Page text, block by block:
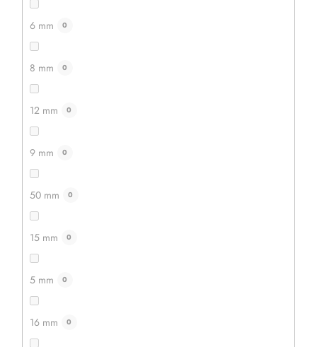
6 mm 0
8 mm 0
12 mm 0
9 mm 0
50 mm 0
15 mm 0
5 mm 0
16 mm 0